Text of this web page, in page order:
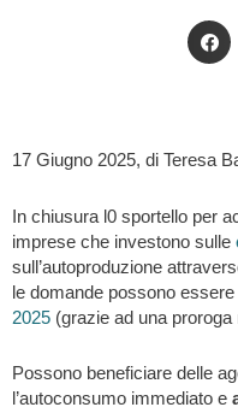
17 Giugno 2025, di Teresa
In chiusura l0 sportello per
imprese che investono sulle
sull’autoproduzione
le domande possono
2025 (grazie ad una
Possono beneficiare delle
l’autoconsumo immediato e